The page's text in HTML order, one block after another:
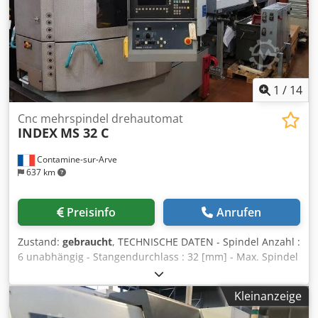
1 / 14
Contamine-sur-Arve
637 km
Cnc mehrspindel drehautomat
INDEX MS 32 C
Preisinfo Anrufen
Zustand: gebraucht, TECHNISCHE DATEN - Spindel Anzahl :
6 unabhängig - Stangendurchlass : 32 [mm] - Max. Spindel
Geschwindigkeit : 6300 [U/min] - Maschine ausgerüstet mit
28 numerische Achsen - Schlitteneinheit 1.1 : Achsen X
und Z durch NC gesteuert - Schlitteneinheit 2.2 : Achsen X
Kleinanzeige